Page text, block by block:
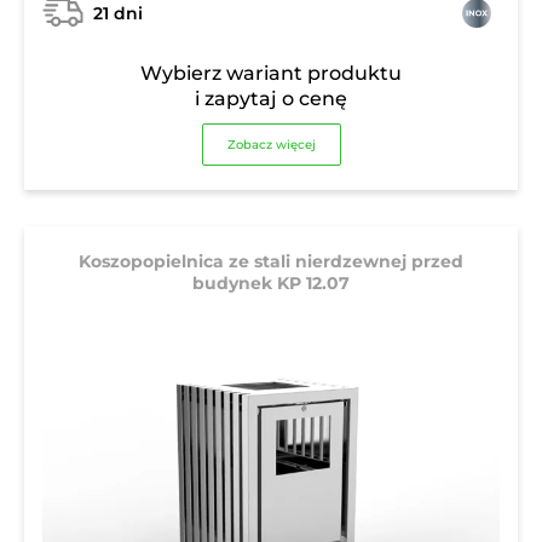
21 dni
Wybierz wariant produktu
i zapytaj o cenę
Zobacz więcej
Koszopopielnica ze stali nierdzewnej przed
budynek KP 12.07